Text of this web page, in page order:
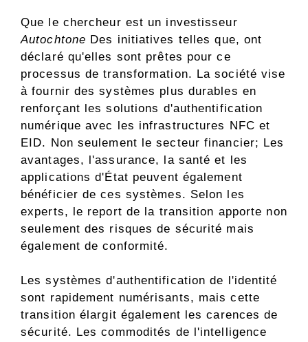
Que le chercheur est un investisseur
Autochtone Des initiatives telles que, ont
déclaré qu'elles sont prêtes pour ce
processus de transformation. La société vise
à fournir des systèmes plus durables en
renforçant les solutions d'authentification
numérique avec les infrastructures NFC et
EID. Non seulement le secteur financier; Les
avantages, l'assurance, la santé et les
applications d'État peuvent également
bénéficier de ces systèmes. Selon les
experts, le report de la transition apporte non
seulement des risques de sécurité mais
également de conformité.
Les systèmes d'authentification de l'identité
sont rapidement numérisants, mais cette
transition élargit également les carences de
sécurité. Les commodités de l'intelligence